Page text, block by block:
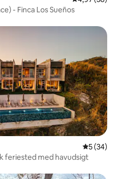
- Finca Los Sueños
5 ud af 5 i
5 (34)
feriested med havudsigt